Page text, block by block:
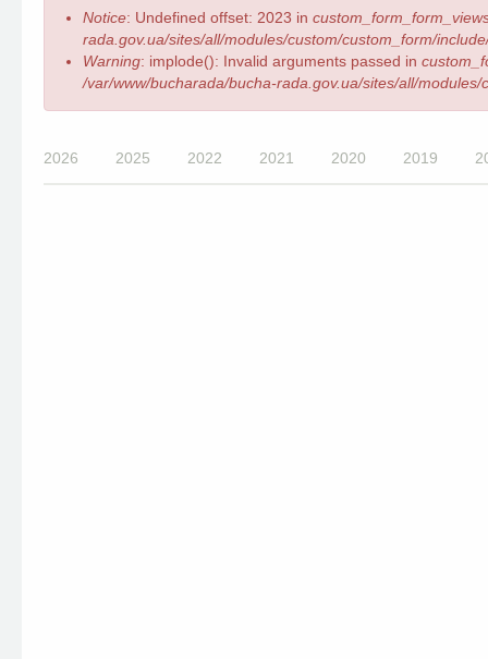
Error
message
Notice: Undefined offset: 2023 in
rada.gov.ua/sites/all/modules/custom/custom_form/
Warning: implode(): Invalid arguments passed in
/var/www/bucharada/bucha-rada.gov.ua/sites/all/
2026 2025 2022 2021 2020 2019